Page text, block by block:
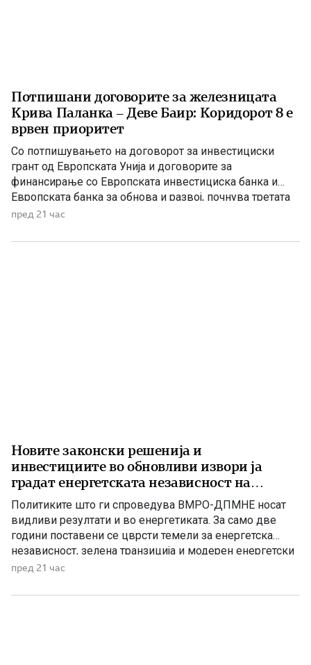
Потпишани договорите за железницата
Крива Паланка – Деве Баир: Коридорот 8 е
врвен приоритет
Со потпишувањето на договорот за инвестициски
грант од Европската Унија и договорите за
финансирање со Европската инвестициска банка и
Европската банка за обнова и развој, почнува третата
фаза од финансирањето на железничката делница
8. На потпишувањето во Владата присуствуваа
пред 21 час
Новите законски решенија и
инвестициите во обновливи извори ја
градат енергетската независност на
Македонија
Политиките што ги спроведува ВМРО-ДПМНЕ носат
видливи резултати и во енергетиката. За само две
години поставени се цврсти темели за енергетска
независност, зелена транзиција и модерен енергетски
систем кој ќе обезбеди сигурност, нови инвестиции и
има нов Закон за енергетика, усогласен со европските
пред 21 час